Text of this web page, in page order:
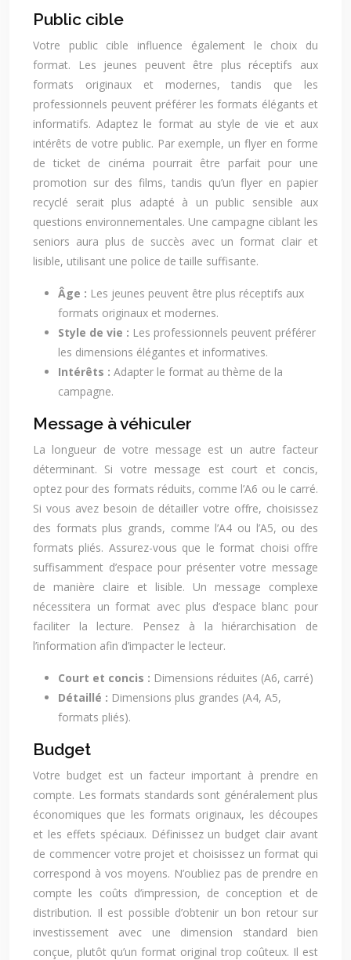
Public cible
Votre public cible influence également le choix du
format. Les jeunes peuvent être plus réceptifs aux
formats originaux et modernes, tandis que les
professionnels peuvent préférer les formats élégants et
informatifs. Adaptez le format au style de vie et aux
intérêts de votre public. Par exemple, un flyer en forme
de ticket de cinéma pourrait être parfait pour une
promotion sur des films, tandis qu’un flyer en papier
recyclé serait plus adapté à un public sensible aux
questions environnementales. Une campagne ciblant les
seniors aura plus de succès avec un format clair et
lisible, utilisant une police de taille suffisante.
Âge : Les jeunes peuvent être plus réceptifs aux
formats originaux et modernes.
Style de vie : Les professionnels peuvent préférer
les dimensions élégantes et informatives.
Intérêts : Adapter le format au thème de la
campagne.
Message à véhiculer
La longueur de votre message est un autre facteur
déterminant. Si votre message est court et concis,
optez pour des formats réduits, comme l’A6 ou le carré.
Si vous avez besoin de détailler votre offre, choisissez
des formats plus grands, comme l’A4 ou l’A5, ou des
formats pliés. Assurez-vous que le format choisi offre
suffisamment d’espace pour présenter votre message
de manière claire et lisible. Un message complexe
nécessitera un format avec plus d’espace blanc pour
faciliter la lecture. Pensez à la hiérarchisation de
l’information afin d’impacter le lecteur.
Court et concis : Dimensions réduites (A6, carré)
Détaillé : Dimensions plus grandes (A4, A5,
formats pliés).
Budget
Votre budget est un facteur important à prendre en
compte. Les formats standards sont généralement plus
économiques que les formats originaux, les découpes
et les effets spéciaux. Définissez un budget clair avant
de commencer votre projet et choisissez un format qui
correspond à vos moyens. N’oubliez pas de prendre en
compte les coûts d’impression, de conception et de
distribution. Il est possible d’obtenir un bon retour sur
investissement avec une dimension standard bien
conçue, plutôt qu’un format original trop coûteux. Il est